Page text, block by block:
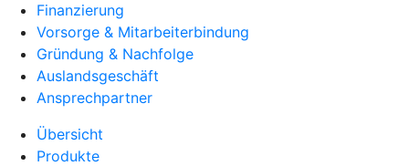
Finanzierung
Vorsorge & Mitarbeiterbindung
Gründung & Nachfolge
Auslandsgeschäft
Ansprechpartner
Übersicht
Produkte